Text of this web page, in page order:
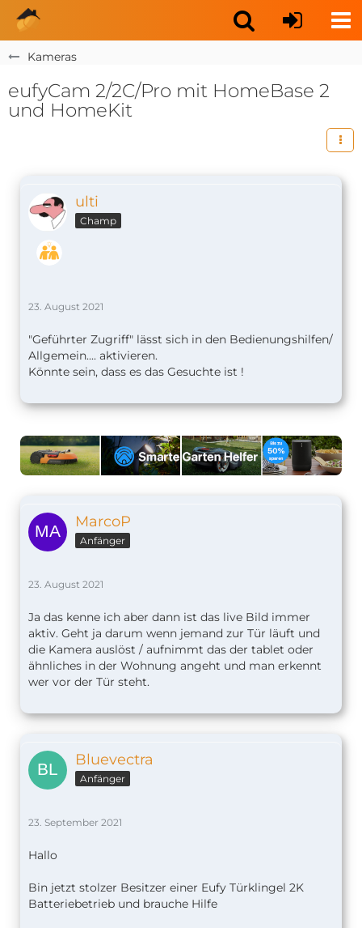
Kameras
eufyCam 2/2C/Pro mit HomeBase 2
und HomeKit
ulti
Champ
23. August 2021
"Geführter Zugriff" lässt sich in den Bedienungshilfen/
Allgemein.... aktivieren.
Könnte sein, dass es das Gesuchte ist !
MarcoP
Anfänger
23. August 2021
Ja das kenne ich aber dann ist das live Bild immer
aktiv. Geht ja darum wenn jemand zur Tür läuft und
die Kamera auslöst / aufnimmt das der tablet oder
ähnliches in der Wohnung angeht und man erkennt
wer vor der Tür steht.
Bluevectra
Anfänger
23. September 2021
Hallo
Bin jetzt stolzer Besitzer einer Eufy Türklingel 2K
Batteriebetrieb und brauche Hilfe